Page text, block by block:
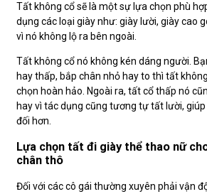
Tất không cổ sẽ là một sự lựa chọn phù
dụng các loại giày như: giày lười, giày cao
vì nó không lộ ra bên ngoài.
Tất không cổ nó không kén dáng người.
hay thấp, bắp chân nhỏ hay to thì tất
chọn hoàn hảo. Ngoài ra, tất cổ thấp nó
hay vì tác dụng cũng tương tự tất lười,
đối hơn.
Lựa chọn tất đi giày thể thao nữ
chân thô
Đối với các cô gái thường xuyên phải vận